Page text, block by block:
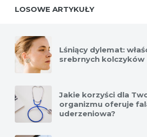
LOSOWE ARTYKUŁY
Lśniący dylemat:
srebrnych kolczyków
Jakie korzyści dla
organizmu oferuje
uderzeniowa?